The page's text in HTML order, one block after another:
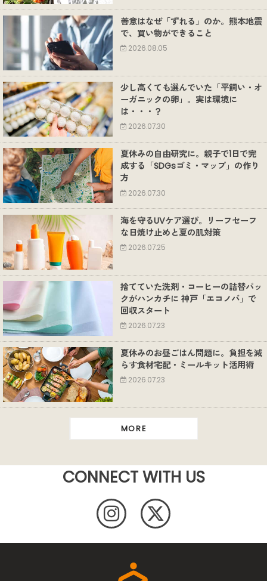
善意はなぜ「ずれる」のか。熊本地震
で、買い物ができること
2026.08.05
少し高くても選んでいた「平飼い・オ
ーガニックの卵」。実は環境に
は・・・？
2026.07.30
夏休みの自由研究に。親子で1日で完
成する「SDGsゴミ・マップ」の作り
方
2026.07.30
海を守るUVケア選び。リーフセーフ
な日焼け止めと夏の肌対策
2026.07.25
捨てていた洗剤・コーヒーの詰替パッ
クがハンカチに 神戸「エコノバ」で
回収スタート
2026.07.23
夏休みのお昼ごはん問題に。負担を減
らす食材宅配・ミールキット活用術
2026.07.23
MORE
CONNECT WITH US